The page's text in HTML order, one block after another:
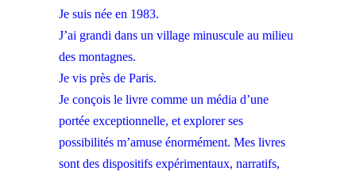
Je suis née en 1983.
J’ai grandi dans un village minuscule au milieu
des montagnes.
Je vis près de Paris.
Je conçois le livre comme un média d’une
portée exceptionnelle, et explorer ses
possibilités m’amuse énormément. Mes livres
sont des dispositifs expérimentaux, narratifs,